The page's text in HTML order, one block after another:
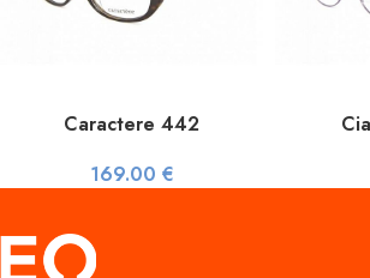
Caractere 442
169.00 €